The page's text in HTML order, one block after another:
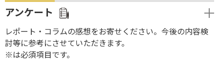
アンケート
レポート・コラムの感想をお寄せください。今後の内容検
討等に参考にさせていただきます。
※は必須項目です。